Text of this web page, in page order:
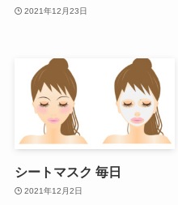
2021年12月23日
シートマスク 毎日
2021年12月2日